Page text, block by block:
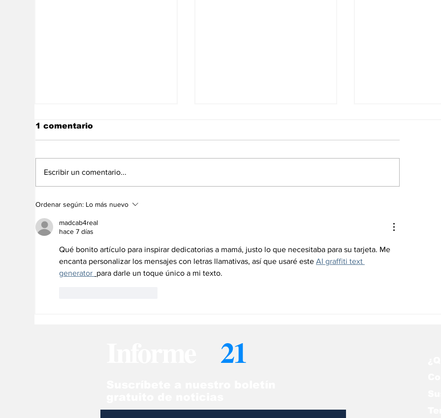
Bancamiga invita a
celebrar el Día de las
Madres con ventajas de
la Tarjeta de Débito
1 comentario
Escribir un comentario...
Ordenar según: Lo más nuevo
madcab4real
hace 7 días
Qué bonito artículo para inspirar dedicatorias a mamá, justo lo que necesitaba para su tarjeta. Me
encanta personalizar los mensajes con letras llamativas, así que usaré este AI graffiti text
generator para darle un toque único a mi texto.
21